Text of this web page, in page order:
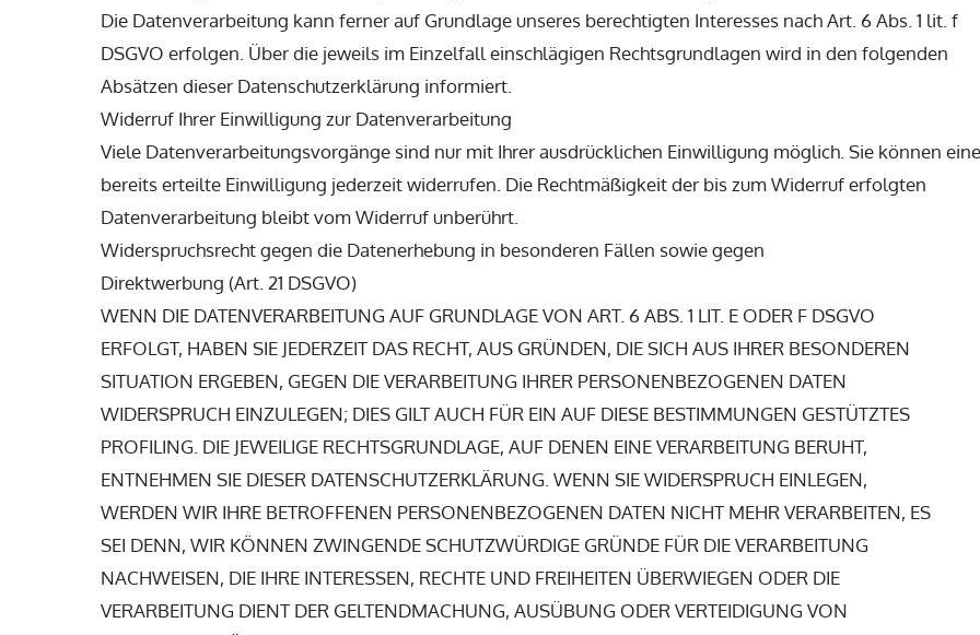
Die Datenverarbeitung kann ferner auf Grundlage unseres berechtigten Interesses nach Art. 6 Abs. 1 lit. f
DSGVO erfolgen. Über die jeweils im Einzelfall einschlägigen Rechtsgrundlagen wird in den folgenden
Absätzen dieser Datenschutzerklärung informiert.
Widerruf Ihrer Einwilligung zur Datenverarbeitung
Viele Datenverarbeitungsvorgänge sind nur mit Ihrer ausdrücklichen Einwilligung möglich. Sie können eine
bereits erteilte Einwilligung jederzeit widerrufen. Die Rechtmäßigkeit der bis zum Widerruf erfolgten
Datenverarbeitung bleibt vom Widerruf unberührt.
Widerspruchsrecht gegen die Datenerhebung in besonderen Fällen sowie gegen
Direktwerbung (Art. 21 DSGVO)
WENN DIE DATENVERARBEITUNG AUF GRUNDLAGE VON ART. 6 ABS. 1 LIT. E ODER F DSGVO
ERFOLGT, HABEN SIE JEDERZEIT DAS RECHT, AUS GRÜNDEN, DIE SICH AUS IHRER BESONDEREN
SITUATION ERGEBEN, GEGEN DIE VERARBEITUNG IHRER PERSONENBEZOGENEN DATEN
WIDERSPRUCH EINZULEGEN; DIES GILT AUCH FÜR EIN AUF DIESE BESTIMMUNGEN GESTÜTZTES
PROFILING. DIE JEWEILIGE RECHTSGRUNDLAGE, AUF DENEN EINE VERARBEITUNG BERUHT,
ENTNEHMEN SIE DIESER DATENSCHUTZERKLÄRUNG. WENN SIE WIDERSPRUCH EINLEGEN,
WERDEN WIR IHRE BETROFFENEN PERSONENBEZOGENEN DATEN NICHT MEHR VERARBEITEN, ES
SEI DENN, WIR KÖNNEN ZWINGENDE SCHUTZWÜRDIGE GRÜNDE FÜR DIE VERARBEITUNG
NACHWEISEN, DIE IHRE INTERESSEN, RECHTE UND FREIHEITEN ÜBERWIEGEN ODER DIE
VERARBEITUNG DIENT DER GELTENDMACHUNG, AUSÜBUNG ODER VERTEIDIGUNG VON